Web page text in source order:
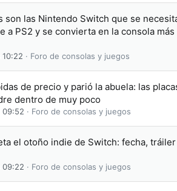
son las Nintendo Switch que se
a PS2 y se convierta en la consola más
10:22 Foro de consolas y juegos
de precio y parió la abuela: las
dentro de muy poco
09:52 Foro de consolas y juegos
el otoño indie de Switch: fecha,
09:22 Foro de consolas y juegos